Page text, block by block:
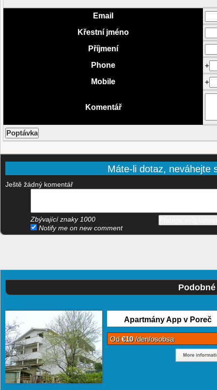
Email
Křestní jméno
Příjmení
Phone
+
Mobile
+
Komentář
Máte-li dotaz, neváhejte
Ještě žádný komentář
Zbývající znaky 1000
Notify me on new comment
Apartmány App v Poreč
Od€10/den/osobsa